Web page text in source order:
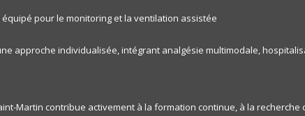
pour le monitoring et la ventilation assistée
approche individualisée, intégrant analgésie multimodale,
Martin contribue activement à la formation continue, à la